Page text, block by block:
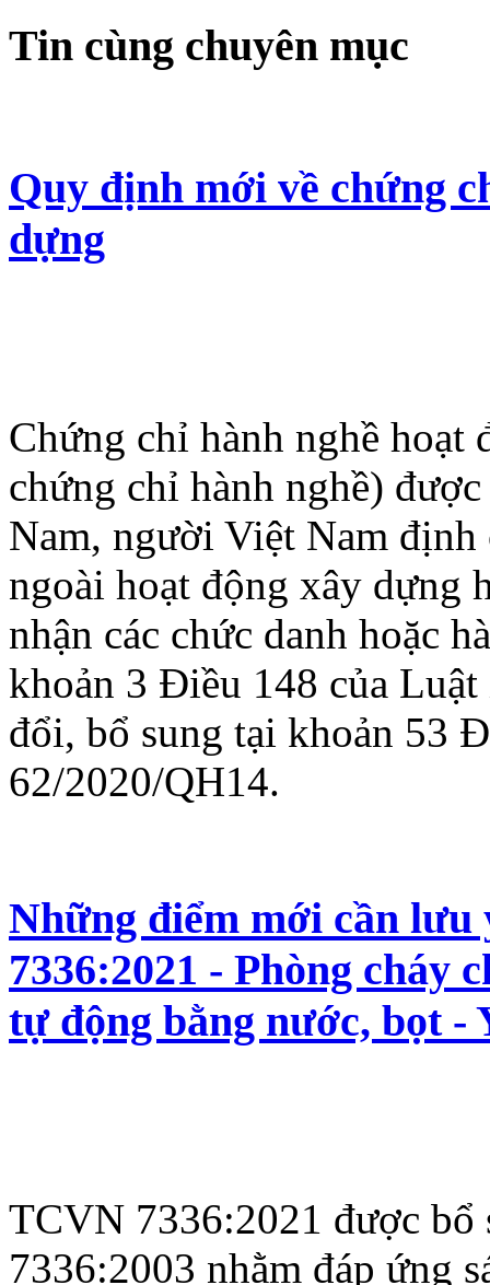
Tin cùng chuyên mục
Quy định mới về chứng
dựng
Chứng chỉ hành nghề hoạt
chứng chỉ hành nghề)
Nam, người Việt Nam
ngoài hoạt động xây dựng
nhận các chức danh hoặc
khoản 3 Điều 148 của
đổi, bổ sung tại khoản 53
62/2020/QH14.
Những điểm mới cần
7336:2021 - Phòng cháy
tự động bằng nước, bọt -
TCVN 7336:2021 được
7336:2003 nhằm đáp ứng